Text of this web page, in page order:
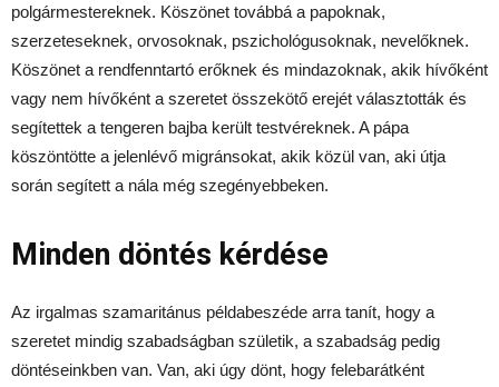
polgármestereknek. Köszönet továbbá a papoknak,
szerzeteseknek, orvosoknak, pszichológusoknak, nevelőknek.
Köszönet a rendfenntartó erőknek és mindazoknak, akik hívőként
vagy nem hívőként a szeretet összekötő erejét választották és
segítettek a tengeren bajba került testvéreknek. A pápa
köszöntötte a jelenlévő migránsokat, akik közül van, aki útja
során segített a nála még szegényebbeken.
Minden döntés kérdése
Az irgalmas szamaritánus példabeszéde arra tanít, hogy a
szeretet mindig szabadságban születik, a szabadság pedig
döntéseinkben van. Van, aki úgy dönt, hogy felebarátként